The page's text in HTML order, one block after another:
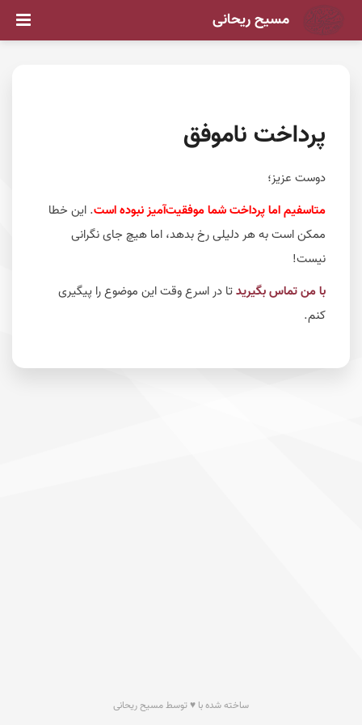
مسیح ریحانی
پرداخت ناموفق
دوست عزیز؛
متاسفیم اما پرداخت شما موفقیت‌آمیز نبوده است. این خطا
ممکن است به هر دلیلی رخ بدهد، اما هیچ جای نگرانی
نیست!
با من تماس بگیریدتا در اسرع وقت این موضوع را پیگیری
کنم.
ساخته شده با ♥ توسط مسیح ریحانی